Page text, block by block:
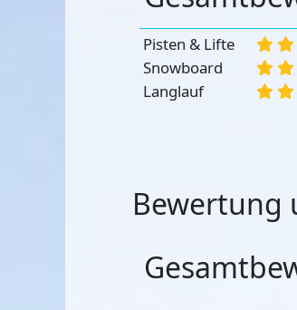
Pisten & Lifte
Snowboard
Langlauf
Bewertung